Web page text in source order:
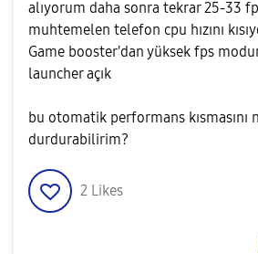
alıyorum daha sonra tekrar 25-33
muhtemelen telefon cpu hızını
Game booster'dan yüksek fps
launcher açık
bu otomatik performans kısmasını
durdurabilirim?
2 Likes